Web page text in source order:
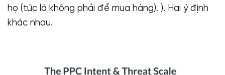
họ (tức là không phải để mua hàng). ). Hai ý định
khác nhau.